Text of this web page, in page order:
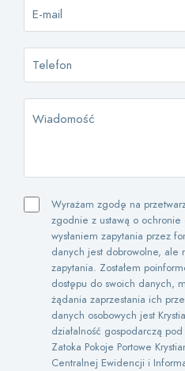
Wyrażam zgodę na
zgodnie z ustawą o
wysłaniem zapytania przez
danych jest dobrowolne, ale
zapytania. Zostałem
dostępu do swoich danych,
żądania zaprzestania ich
danych osobowych jest
działalność gospodarczą
Zatoka Pokoje Portowe
Centralnej Ewidencji i